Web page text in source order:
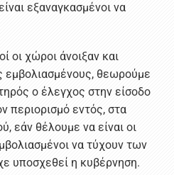
εξαναγκασμένοι να
οι χώροι άνοιξαν και
εμβολιασμένους, θεωρούμε
ο έλεγχος στην είσοδο
περιορισμό εντός, στα
εάν θέλουμε να είναι οι
να τύχουν των
υποσχεθεί η κυβέρνηση.